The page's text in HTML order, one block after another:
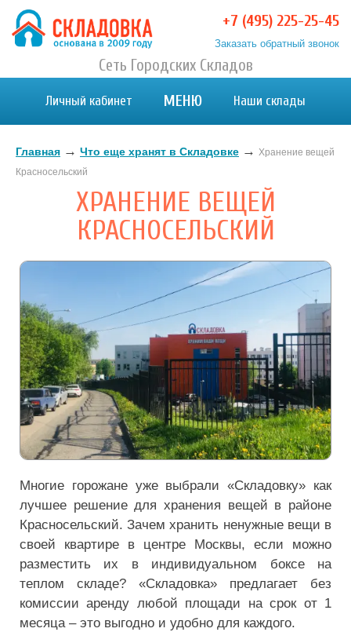
Хранение вещей в Москве и МО. Склад временного
Хранение вещей в Москве и МО. Склад временного хранения. Складовка
+7 (495) 225-25-45
Заказать обратный звонок
Сеть Городских Складов
Личный кабинет МЕНЮ Наши склады
Главная → Что еще хранят в Складовке → Хранение вещей
Красносельский
ХРАНЕНИЕ ВЕЩЕЙ
КРАСНОСЕЛЬСКИЙ
Многие горожане уже выбрали «Складовку» как
лучшее решение для хранения вещей в районе
Красносельский. Зачем хранить ненужные вещи в
своей квартире в центре Москвы, если можно
разместить их в индивидуальном боксе на
теплом складе? «Складовка» предлагает без
комиссии аренду любой площади на срок от 1
месяца – это выгодно и удобно для каждого.